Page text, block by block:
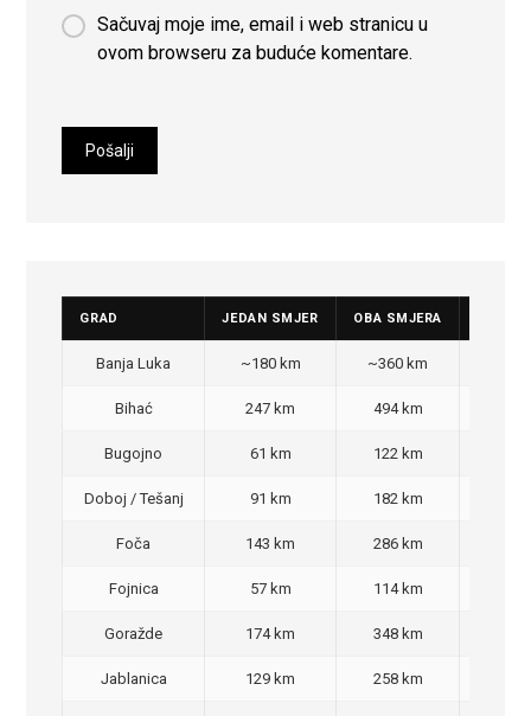
Sačuvaj moje ime, email i web stranicu u
ovom browseru za buduće komentare.
GRAD JEDAN SMJER OBA SMJERA
Banja Luka ~180 km ~360 km
Bihać 247 km 494 km
Bugojno 61 km 122 km
Doboj / Tešanj 91 km 182 km
Foča 143 km 286 km
Fojnica 57 km 114 km
Goražde 174 km 348 km
Jablanica 129 km 258 km